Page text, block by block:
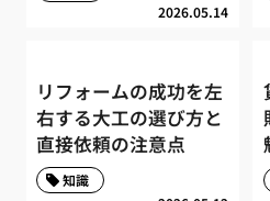
2026.05.14
リフォームの成功を左
右する大工の選び方と
直接依頼の注意点
知識